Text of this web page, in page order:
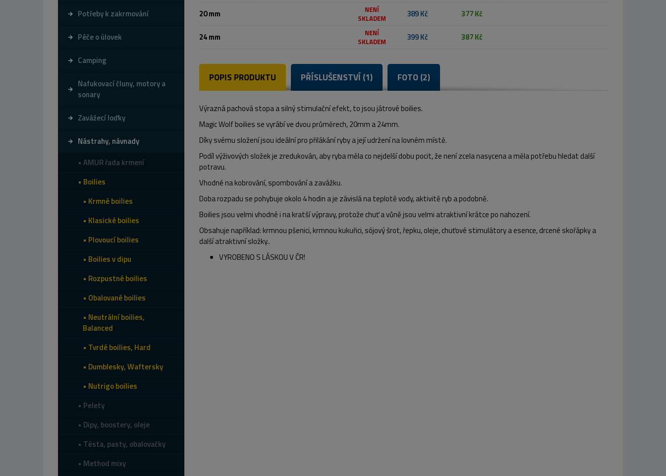
Potřeby k zakrmování
Péče o úlovek
Camping
Nafukovací čluny, motory a
sonary
Zavážecí loďky
Nástrahy, návnady
AMUR řada krmení
Boilies
Krmné boilies
Klasické boilies
Plovoucí boilies
Boilies v dipu
Rozpustné boilies
Obalované boilies
Neutrální boilies,
Balanced
Tvrdé boilies, Hard
Dumblesky, Waftersky
Nutrigo boilies
Pelety
Dipy, boostery, oleje
Těsta, pasty, obalovačky
Method mixy
20 mm
NENÍ
SKLADEM
389 Kč 377 Kč
24 mm
NENÍ
SKLADEM
399 Kč 387 Kč
POPIS PRODUKTU PŘÍSLUŠENSTVÍ (1) FOTO (2)
Výrazná pachová stopa a silný stimulační efekt, to jsou játrové boilies.
Magic Wolf boilies se vyrábí ve dvou průměrech, 20mm a 24mm.
Díky svému složení jsou ideální pro přilákání ryby a její udržení na lovném místě.
Podíl výživových složek je zredukován, aby ryba měla co nejdelší dobu pocit, že není zcela nasycena a měla potřebu hledat další
potravu.
Vhodné na kobrování, spombování a zavážku.
Doba rozpadu se pohybuje okolo 4 hodin a je závislá na teplotě vody, aktivitě ryb a podobně.
Boilies jsou velmi vhodné i na kratší výpravy, protože chuť a vůně jsou velmi atraktivní krátce po nahození.
Obsahuje například: krmnou pšenici, krmnou kukuřici, sójový šrot, řepku, oleje, chuťové stimulátory a esence, drcené skořápky a
další atraktivní složky..
VYROBENO S LÁSKOU V ČR!